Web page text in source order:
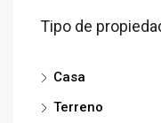
Tipo de
Casa
Terreno